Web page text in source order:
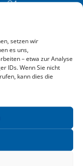
setzen wir
es uns,
– etwa zur Analyse
IDs. Wenn Sie nicht
kann dies die
direkt online
2026
im zu Klampen!